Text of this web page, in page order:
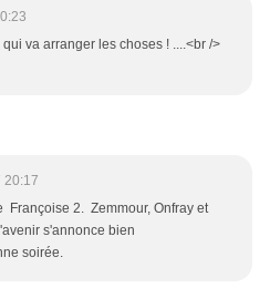
va arranger les choses ! ....<br />
20:17
Françoise 2. Zemmour, Onfray et
s'annonce bien
soirée.